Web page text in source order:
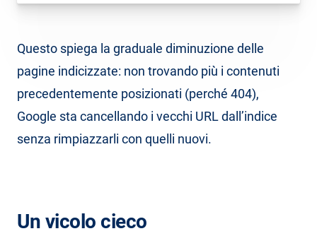
Questo spiega la graduale diminuzione delle
pagine indicizzate: non trovando più i contenuti
precedentemente posizionati (perché 404),
Google sta cancellando i vecchi URL dall’indice
senza rimpiazzarli con quelli nuovi.
Un vicolo cieco